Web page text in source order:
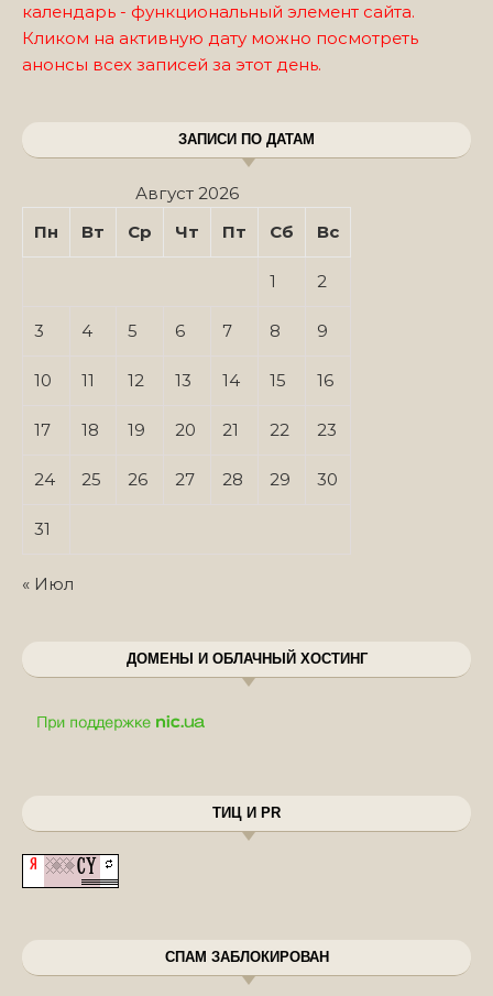
календарь - функциональный элемент сайта.
Кликом на активную дату можно посмотреть
анонсы всех записей за этот день.
ЗАПИСИ ПО ДАТАМ
Август 2026
Пн
Вт Ср Чт Пт Сб Вс
1 2
3 4 5 6 7 8 9
10 11 12 13 14 15 16
17 18 19 20 21 22 23
24 25 26 27 28 29 30
31
« Июл
ДОМЕНЫ И ОБЛАЧНЫЙ ХОСТИНГ
ТИЦ И PR
СПАМ ЗАБЛОКИРОВАН